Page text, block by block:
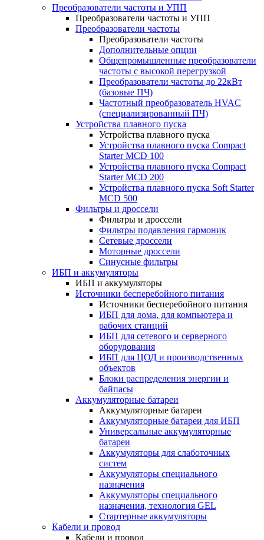
Преобразователи частоты и УПП
Преобразователи частоты и УПП
Преобразователи частоты
Преобразователи частоты
Дополнительные опции
Общепромышленные преобразователи
частоты с высокой перегрузкой
Преобразователи частоты до 22кВт
(базовые ПЧ)
Частотный преобразователь HVAC
(специализированный ПЧ)
Устройства плавного пуска
Устройства плавного пуска
Устройства плавного пуска Compact
Starter MCD 100
Устройства плавного пуска Compact
Starter MCD 200
Устройства плавного пуска Soft Starter
MCD 500
Фильтры и дроссели
Фильтры и дроссели
Фильтры подавления гармоник
Сетевые дроссели
Моторные дроссели
Синусные фильтры
ИБП и аккумуляторы
ИБП и аккумуляторы
Источники бесперебойного питания
Источники бесперебойного питания
ИБП для дома, для компьютера и
рабочих станций
ИБП для сетевого и серверного
оборудования
ИБП для ЦОД и производственных
объектов
Блоки распределения энергии и
байпасы
Аккумуляторные батареи
Аккумуляторные батареи
Аккумуляторные батареи для ИБП
Универсальные аккумуляторные
батареи
Аккумуляторы для слаботочных
систем
Аккумуляторы специального
назначения
Аккумуляторы специального
назначения, технология GEL
Стартерные аккумуляторы
Кабели и провод
Кабели и провод